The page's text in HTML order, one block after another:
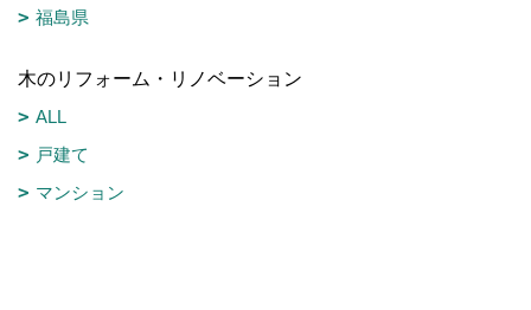
福島県
木のリフォーム・リノベーション
ALL
戸建て
マンション